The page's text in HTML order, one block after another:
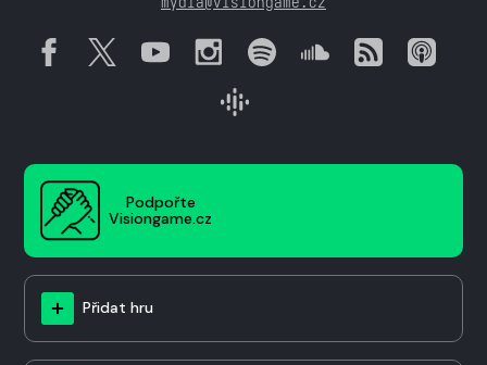
Podpořte
Visiongame.cz
Přidat hru